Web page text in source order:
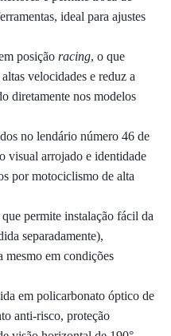
ideal para ajustes
posição racing, o que
velocidades e reduz a
diretamente nos modelos
no lendário número 46 de
visual arrojado e identidade
por motociclismo de alta
permite instalação fácil da
separadamente),
em condições
em policarbonato óptico de
anti-risco, proteção